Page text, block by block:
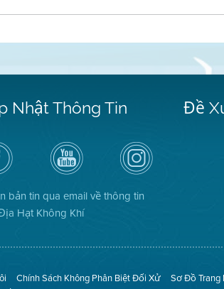
Nhật Thông Tin
Kênh
YouTube
của
Địa
Không
Air
District
on
Instagram
bản tin qua email về thông tin
Hạt Không Khí
Đề
Chính Sách Không Phân Biệt Đối Xử Sơ Đồ Trang